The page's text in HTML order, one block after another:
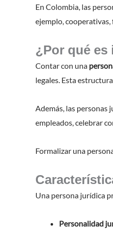
En Colombia, las
ejemplo, cooperativas,
¿Por qué
Contar con una
legales. Esta
Además, las personas
empleados, celebrar
Formalizar una
Una persona jurídica
Personalidad